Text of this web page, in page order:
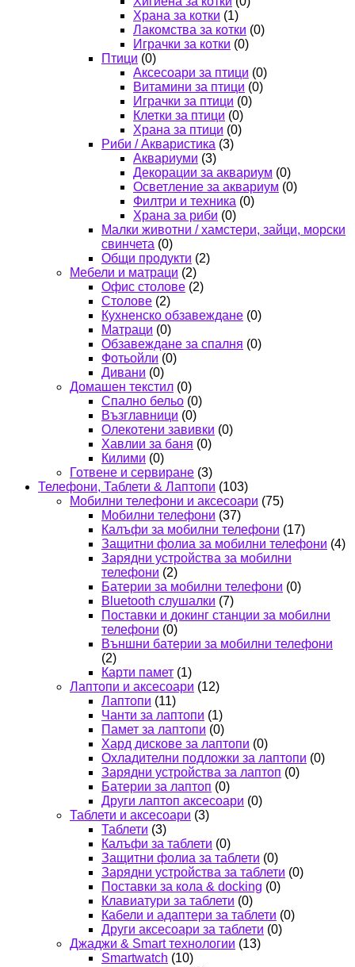
Храна за котки (1)
Лакомства за котки (0)
Играчки за котки (0)
Птици (0)
Аксесоари за птици (0)
Витамини за птици (0)
Играчки за птици (0)
Клетки за птици (0)
Храна за птици (0)
Риби / Акваристика (3)
Аквариуми (3)
Декорации за аквариум (0)
Осветление за аквариум (0)
Филтри и техника (0)
Храна за риби (0)
Малки животни / хамстери, зайци, морски
свинчета (0)
Общи продукти (2)
Мебели и матраци (2)
Офис столове (2)
Столове (2)
Кухненско обзавеждане (0)
Матраци (0)
Обзавеждане за спалня (0)
Фотьойли (0)
Дивани (0)
Домашен текстил (0)
Спално бельо (0)
Възглавници (0)
Олекотени завивки (0)
Хавлии за баня (0)
Килими (0)
Готвене и сервиране (3)
Телефони, Таблети & Лаптопи (103)
Мобилни телефони и аксесоари (75)
Мобилни телефони (37)
Калъфи за мобилни телефони (17)
Защитни фолиа за мобилни телефони (4)
Зарядни устройства за мобилни
телефони (2)
Батерии за мобилни телефони (0)
Bluetooth слушалки (7)
Поставки и докинг станции за мобилни
телефони (0)
Външни батерии за мобилни телефони
(2)
Карти памет (1)
Лаптопи и аксесоари (12)
Лаптопи (11)
Чанти за лаптопи (1)
Памет за лаптопи (0)
Хард дискове за лаптопи (0)
Охладителни подложки за лаптопи (0)
Зарядни устройства за лаптоп (0)
Батерии за лаптоп (0)
Други лаптоп аксесоари (0)
Таблети и аксесоари (3)
Таблети (3)
Калъфи за таблети (0)
Защитни фолиа за таблети (0)
Зарядни устройства за таблети (0)
Поставки за кола & docking (0)
Клавиатури за таблети (0)
Кабели и адаптери за таблети (0)
Други аксесоари за таблети (0)
Джаджи & Smart технологии (13)
Smartwatch (10)